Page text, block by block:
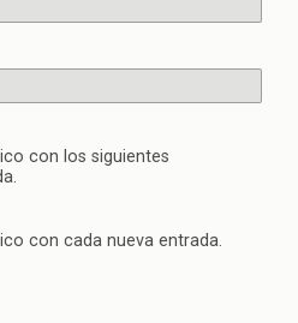
con los siguientes
con cada nueva entrada.